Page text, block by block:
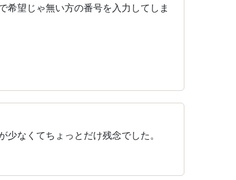
希望じゃ無い方の番号を入力してしま
なくてちょっとだけ残念でした。